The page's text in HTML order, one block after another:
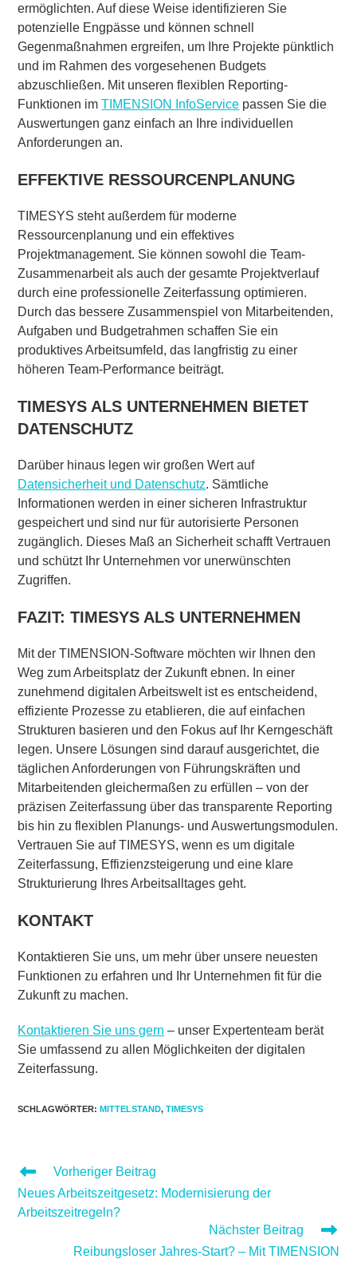
ermöglichten. Auf diese Weise identifizieren Sie
potenzielle Engpässe und können schnell
Gegenmaßnahmen ergreifen, um Ihre Projekte pünktlich
und im Rahmen des vorgesehenen Budgets
abzuschließen. Mit unseren flexiblen Reporting-
Funktionen imTIMENSION InfoService passen Sie die
Auswertungen ganz einfach an Ihre individuellen
Anforderungen an.
EFFEKTIVE RESSOURCENPLANUNG
TIMESYS steht außerdem für moderne
Ressourcenplanung und ein effektives
Projektmanagement. Sie können sowohl die Team-
Zusammenarbeit als auch der gesamte Projektverlauf
durch eine professionelle Zeiterfassung optimieren.
Durch das bessere Zusammenspiel von Mitarbeitenden,
Aufgaben und Budgetrahmen schaffen Sie ein
produktives Arbeitsumfeld, das langfristig zu einer
höheren Team-Performance beiträgt.
TIMESYS ALS UNTERNEHMEN BIETET
DATENSCHUTZ
Darüber hinaus legen wir großen Wert auf
Datensicherheit und Datenschutz. Sämtliche
Informationen werden in einer sicheren Infrastruktur
gespeichert und sind nur für autorisierte Personen
zugänglich. Dieses Maß an Sicherheit schafft Vertrauen
und schützt Ihr Unternehmen vor unerwünschten
Zugriffen.
FAZIT: TIMESYS ALS UNTERNEHMEN
Mit der TIMENSION-Software möchten wir Ihnen den
Weg zum Arbeitsplatz der Zukunft ebnen. In einer
zunehmend digitalen Arbeitswelt ist es entscheidend,
effiziente Prozesse zu etablieren, die auf einfachen
Strukturen basieren und den Fokus auf Ihr Kerngeschäft
legen. Unsere Lösungen sind darauf ausgerichtet, die
täglichen Anforderungen von Führungskräften und
Mitarbeitenden gleichermaßen zu erfüllen – von der
präzisen Zeiterfassung über das transparente Reporting
bis hin zu flexiblen Planungs- und Auswertungsmodulen.
Vertrauen Sie auf TIMESYS, wenn es um digitale
Zeiterfassung, Effizienzsteigerung und eine klare
Strukturierung Ihres Arbeitsalltages geht.
KONTAKT
Kontaktieren Sie uns, um mehr über unsere neuesten
Funktionen zu erfahren und Ihr Unternehmen fit für die
Zukunft zu machen.
Kontaktieren Sie uns gern – unser Expertenteam berät
Sie umfassend zu allen Möglichkeiten der digitalen
Zeiterfassung.
SCHLAGWÖRTER:MITTELSTAND, TIMESYS
WEITERE
ARTIKEL
ANSEHEN
Vorheriger Beitrag
Neues Arbeitszeitgesetz: Modernisierung der
Arbeitszeitregeln?
Nächster Beitrag
Reibungsloser Jahres-Start? – Mit TIMENSION